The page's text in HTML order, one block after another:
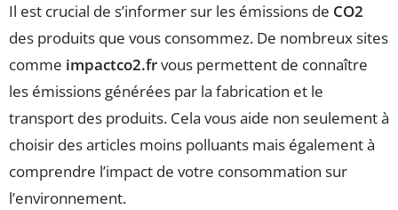
Il est crucial de s’informer sur les émissions de CO2
des produits que vous consommez. De nombreux sites
comme impactco2.frvous permettent de connaître
les émissions générées par la fabrication et le
transport des produits. Cela vous aide non seulement à
choisir des articles moins polluants mais également à
comprendre l’impact de votre consommation sur
l’environnement.